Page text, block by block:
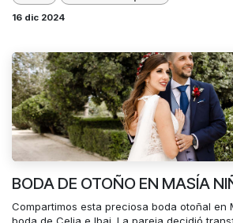
16 dic 2024
BODA DE OTOÑO EN MASÍA
Compartimos esta preciosa boda otoñal en
boda de Celia e Ibai. La pareja decidió